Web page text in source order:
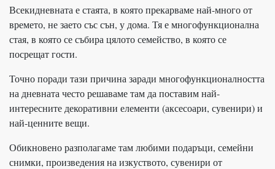
Всекидневната е стаята, в която прекарваме най-много от
времето, не заето със сън, у дома. Тя е многофункционална
стая, в която се събира цялото семейство, в която се
посрещат гости.
Точно поради тази причина заради многофункционалността
на дневната често решаваме там да поставим най-
интересните декоративни елементи (аксесоари, сувенири) и
най-ценните вещи.
Обикновено разполагаме там любими подаръци, семейни
снимки, произведения на изкуството, сувенири от